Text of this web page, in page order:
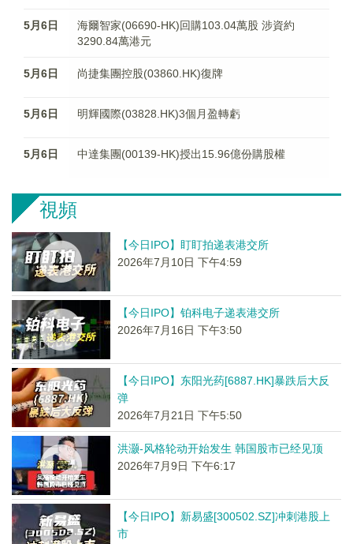
5月6日
海爾智家(06690-HK)回購103.04萬股 涉資約
3290.84萬港元
5月6日 尚捷集團控股(03860.HK)復牌
5月6日 明輝國際(03828.HK)3個月盈轉虧
5月6日 中達集團(00139-HK)授出15.96億份購股權
視頻
【今日IPO】盯盯拍递表港交所
2026年7月10日 下午4:59
【今日IPO】铂科电子递表港交所
2026年7月16日 下午3:50
【今日IPO】东阳光药[6887.HK]暴跌后大反
弹
2026年7月21日 下午5:50
洪灏-风格轮动开始发生 韩国股市已经见顶
2026年7月9日 下午6:17
【今日IPO】新易盛[300502.SZ]冲刺港股上
市